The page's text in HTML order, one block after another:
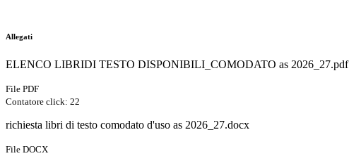
Allegati
ELENCO LIBRIDI TESTO DISPONIBILI_COMODATO as 2026_27.pdf
File PDF
Contatore click: 22
richiesta libri di testo comodato d'uso as 2026_27.docx
File DOCX